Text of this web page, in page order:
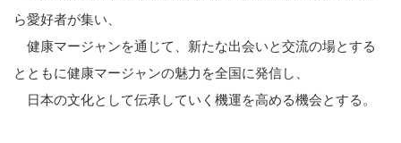
ら愛好者が集い、
健康マージャンを通じて、新たな出会いと交流の場とする
とともに健康マージャンの魅力を全国に発信し、
日本の文化として伝承していく機運を高める機会とする。